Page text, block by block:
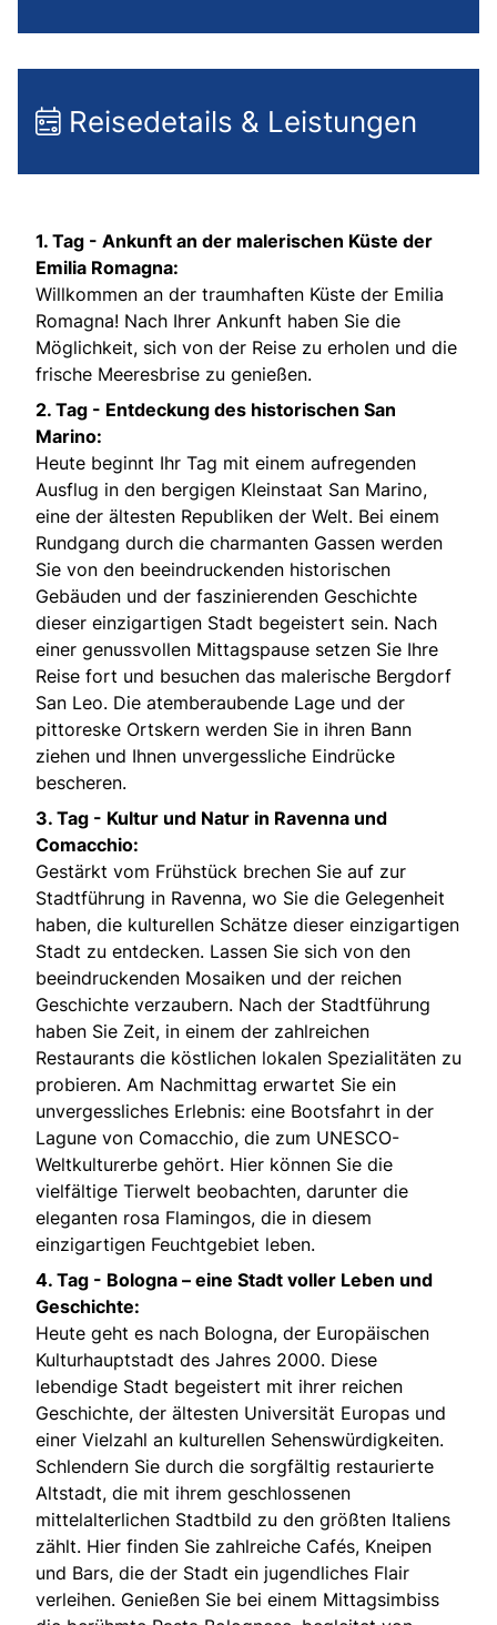
Reisedetails & Leistungen
1. Tag - Ankunft an der malerischen Küste der
Emilia Romagna:
Willkommen an der traumhaften Küste der Emilia
Romagna! Nach Ihrer Ankunft haben Sie die
Möglichkeit, sich von der Reise zu erholen und die
frische Meeresbrise zu genießen.
2. Tag - Entdeckung des historischen San
Marino:
Heute beginnt Ihr Tag mit einem aufregenden
Ausflug in den bergigen Kleinstaat San Marino,
eine der ältesten Republiken der Welt. Bei einem
Rundgang durch die charmanten Gassen werden
Sie von den beeindruckenden historischen
Gebäuden und der faszinierenden Geschichte
dieser einzigartigen Stadt begeistert sein. Nach
einer genussvollen Mittagspause setzen Sie Ihre
Reise fort und besuchen das malerische Bergdorf
San Leo. Die atemberaubende Lage und der
pittoreske Ortskern werden Sie in ihren Bann
ziehen und Ihnen unvergessliche Eindrücke
bescheren.
3. Tag - Kultur und Natur in Ravenna und
Comacchio:
Gestärkt vom Frühstück brechen Sie auf zur
Stadtführung in Ravenna, wo Sie die Gelegenheit
haben, die kulturellen Schätze dieser einzigartigen
Stadt zu entdecken. Lassen Sie sich von den
beeindruckenden Mosaiken und der reichen
Geschichte verzaubern. Nach der Stadtführung
haben Sie Zeit, in einem der zahlreichen
Restaurants die köstlichen lokalen Spezialitäten zu
probieren. Am Nachmittag erwartet Sie ein
unvergessliches Erlebnis: eine Bootsfahrt in der
Lagune von Comacchio, die zum UNESCO-
Weltkulturerbe gehört. Hier können Sie die
vielfältige Tierwelt beobachten, darunter die
eleganten rosa Flamingos, die in diesem
einzigartigen Feuchtgebiet leben.
4. Tag - Bologna – eine Stadt voller Leben und
Geschichte:
Heute geht es nach Bologna, der Europäischen
Kulturhauptstadt des Jahres 2000. Diese
lebendige Stadt begeistert mit ihrer reichen
Geschichte, der ältesten Universität Europas und
einer Vielzahl an kulturellen Sehenswürdigkeiten.
Schlendern Sie durch die sorgfältig restaurierte
Altstadt, die mit ihrem geschlossenen
mittelalterlichen Stadtbild zu den größten Italiens
zählt. Hier finden Sie zahlreiche Cafés, Kneipen
und Bars, die der Stadt ein jugendliches Flair
verleihen. Genießen Sie bei einem Mittagsimbiss